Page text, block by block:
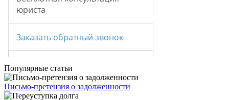
Популярные статьи
Письмо-претензия о задолженности